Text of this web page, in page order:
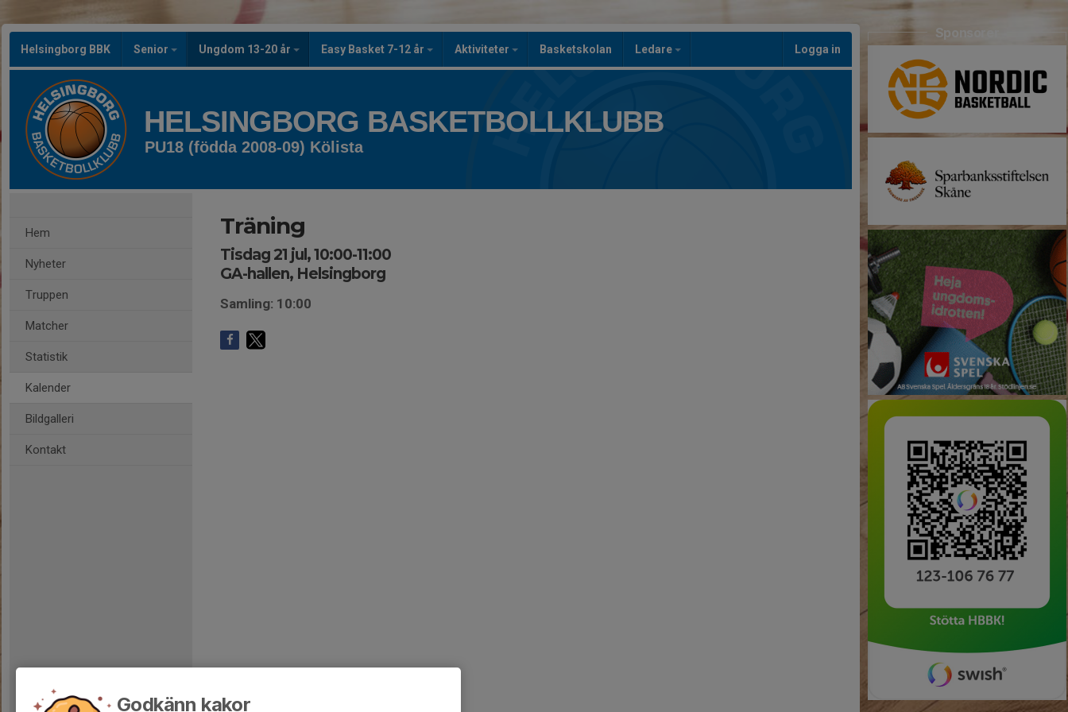
Helsingborg BBK Senior Ungdom 13-20 år Easy Basket 7-12 år Aktiviteter Basketskolan Ledare Logga in
HELSINGBORG BASKETBOLLKLUBB
PU18 (födda 2008-09) Kölista
Hem
Nyheter
Truppen
Matcher
Statistik
Kalender
Bildgalleri
Kontakt
Träning
Tisdag 21 jul, 10:00-11:00
GA-hallen, Helsingborg
Samling: 10:00
Sponsorer
Godkänn kakor